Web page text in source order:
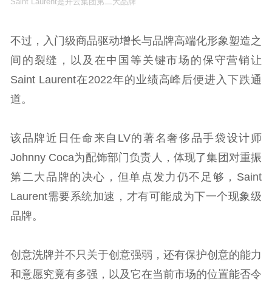
不过，入门级商品驱动增长与品牌高端化形象塑造之
间的裂缝，以及在中国等关键市场的保守营销让
Saint Laurent在2022年的业绩高峰后便进入下跌通
道。
该品牌近日任命来自LV的著名奢侈品手袋设计师
Johnny Coca为配饰部门负责人，体现了集团对重振
第二大品牌的决心，但单点发力仍不足够，Saint
Laurent需要系统加速，才有可能成为下一个现象级
品牌。
创意洗牌并不只关于创意强弱，还有保护创意的能力
和意愿究竟有多强，以及它在当前市场的位置能否令